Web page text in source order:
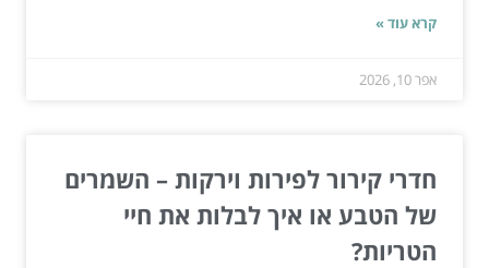
קרא עוד »
אפר 10, 2026
חדרי קירור לפירות וירקות – השמרים
של הטבע או איך לבלות את חיי
הטריות?